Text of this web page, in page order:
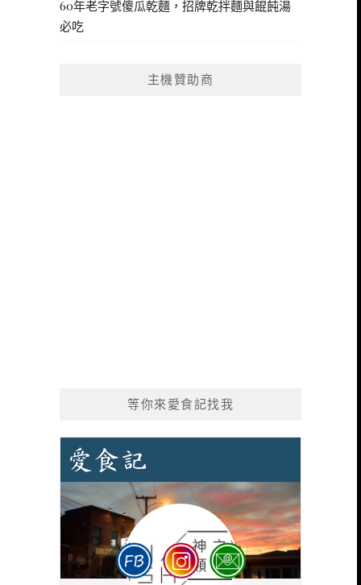
60年老字號傻瓜乾麵，招牌乾拌麵與餛飩湯
必吃
主機贊助商
等你來愛食記找我